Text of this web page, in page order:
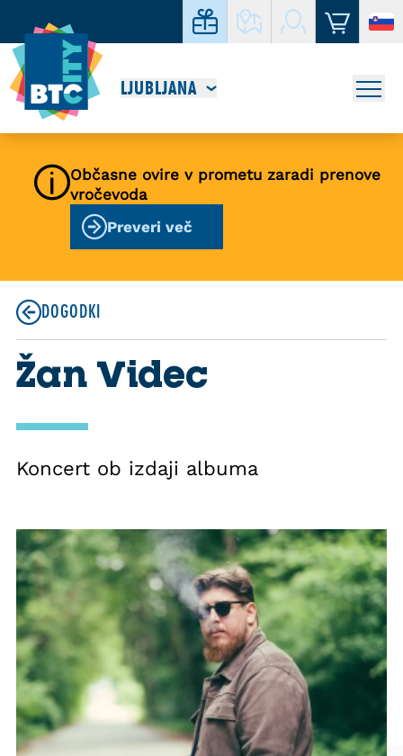
LJUBLJANA
Občasne ovire v prometu zaradi prenove
vročevoda
Preveri več
DOGODKI
Žan Videc
Koncert ob izdaji albuma